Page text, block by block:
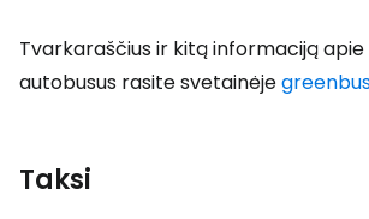
Tvarkaraščius ir kitą informaciją
autobusus rasite svetainėje
Taksi